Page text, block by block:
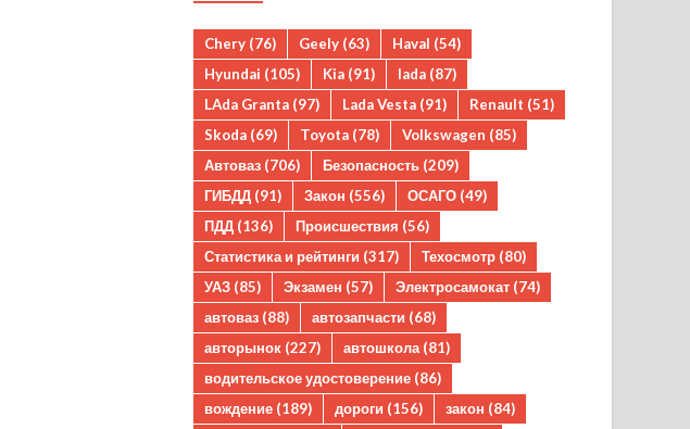
Chery (76) Geely (63) Haval (54)
Hyundai (105) Kia (91) lada (87)
LAda Granta (97) Lada Vesta (91) Renault (51)
Skoda (69) Toyota (78) Volkswagen (85)
Автоваз (706) Безопасность (209)
ГИБДД (91) Закон (556) ОСАГО (49)
ПДД (136) Происшествия (56)
Статистика и рейтинги (317) Техосмотр (80)
УАЗ (85) Экзамен (57) Электросамокат (74)
автоваз (88) автозапчасти (68)
авторынок (227) автошкола (81)
водительское удостоверение (86)
вождение (189) дороги (156) закон (84)